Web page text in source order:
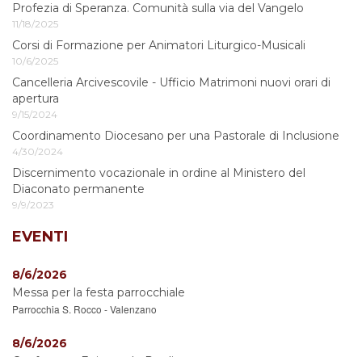
Profezia di Speranza. Comunità sulla via del Vangelo
11/18/2025
Corsi di Formazione per Animatori Liturgico-Musicali
10/6/2025
Cancelleria Arcivescovile - Ufficio Matrimoni nuovi orari di
apertura
9/15/2024
Coordinamento Diocesano per una Pastorale di Inclusione
4/30/2024
Discernimento vocazionale in ordine al Ministero del
Diaconato permanente
9/9/2023
EVENTI
8/6/2026
Messa per la festa parrocchiale
Parrocchia S. Rocco - Valenzano
8/6/2026